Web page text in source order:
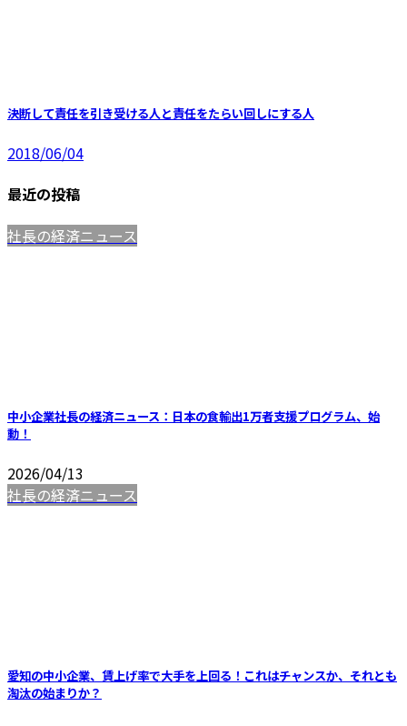
決断して責任を引き受ける人と責任をたらい回しにする人
2018/06/04
最近の投稿
社長の経済ニュース
中小企業社長の経済ニュース：日本の食輸出1万者支援プログラム、始
動！
2026/04/13
社長の経済ニュース
愛知の中小企業、賃上げ率で大手を上回る！これはチャンスか、それとも
淘汰の始まりか？